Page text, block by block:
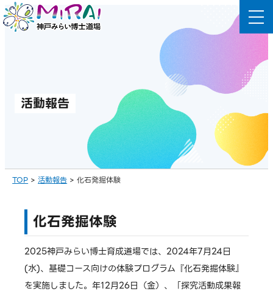
コ
ン
プ
活動報告
TOP>活動報告>化石発掘体験
化石発掘体験
2025神戸みらい博士育成道場では、2024年7月24日
(水)、基礎コース向けの体験プログラム『化石発掘体験』
を実施しました。年12月26日（金）、「探究活動成果報